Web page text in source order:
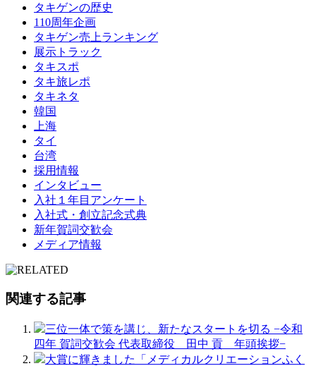
タキゲンの歴史
110周年企画
タキゲン売上ランキング
展示トラック
タキスポ
タキ旅レポ
タキネタ
韓国
上海
タイ
台湾
採用情報
インタビュー
入社１年目アンケート
入社式・創立記念式典
新年賀詞交歓会
メディア情報
関連する記事
三位一体で策を講じ、新たなスタートを切る −令和
四年 賀詞交歓会 代表取締役 田中 貢 年頭挨拶−
大賞に輝きました「メディカルクリエーションふく